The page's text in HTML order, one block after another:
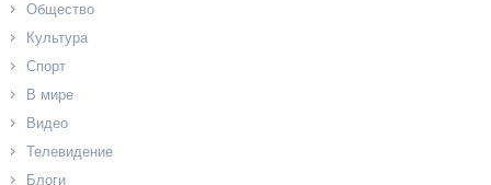
Общество
Культура
Спорт
В мире
Видео
Телевидение
Блоги